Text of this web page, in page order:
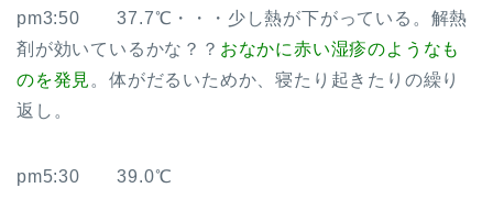
pm3:50 37.7℃・・・少し熱が下がっている。解熱
剤が効いているかな？？ おなかに赤い湿疹のようなも
のを発見 。体がだるいためか、寝たり起きたりの繰り
返し。
pm5:30 39.0℃